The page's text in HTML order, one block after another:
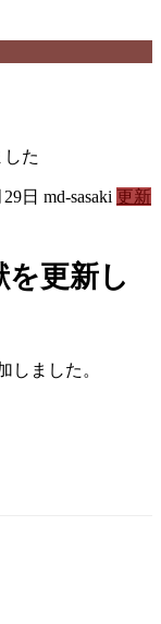
た
日 md-sasaki 更新
更新し
しました。